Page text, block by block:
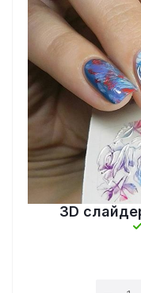
3D